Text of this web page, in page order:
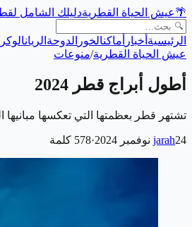
🌴عيش الحياة القطريةدليلك الشامل
الرئيسية أخبار أماكنالخور الدوحة الريان
عيش الحياة القطرية/منوعات
أطول أبراج قطر 2024
تشتهر قطر بعظمتها التي تعكسها مبانيها
jarah24 نوفمبر 2024 ·
578 كلمة